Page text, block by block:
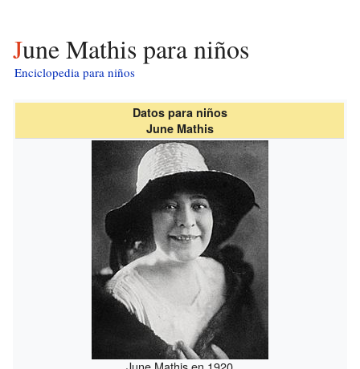
June Mathis para niños
Enciclopedia para niños
Datos para niños
June Mathis